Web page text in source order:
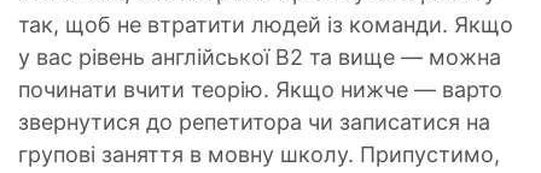
так, щоб не втратити людей із команди. Якщо
у вас рівень англійської B2 та вище — можна
починати вчити теорію. Якщо нижче — варто
звернутися до репетитора чи записатися на
групові заняття в мовну школу. Припустимо,